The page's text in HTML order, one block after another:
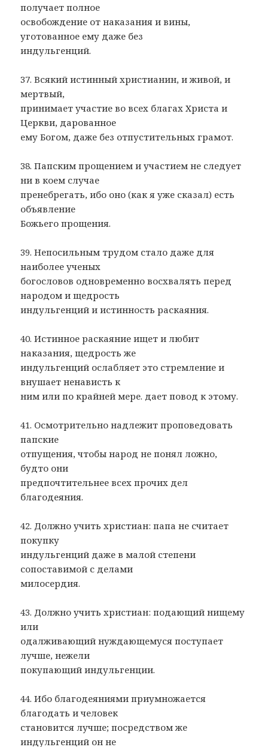
получает полное
освобождение от наказания и вины,
уготованное ему даже без
индульгенций.
37. Всякий истинный христианин, и живой, и
мертвый,
принимает участие во всех благах Христа и
Церкви, дарованное
ему Богом, даже без отпустительных грамот.
38. Папским прощением и участием не следует
ни в коем случае
пренебрегать, ибо оно (как я уже сказал) есть
объявление
Божьего прощения.
39. Непосильным трудом стало даже для
наиболее ученых
богословов одновременно восхвалять перед
народом и щедрость
индульгенций и истинность раскаяния.
40. Истинное раскаяние ищет и любит
наказания, щедрость же
индульгенций ослабляет это стремление и
внушает ненависть к
ним или по крайней мере. дает повод к этому.
41. Осмотрительно надлежит проповедовать
папские
отпущения, чтобы народ не понял ложно,
будто они
предпочтительнее всех прочих дел
благодеяния.
42. Должно учить христиан: папа не считает
покупку
индульгенций даже в малой степени
сопоставимой с делами
милосердия.
43. Должно учить христиан: подающий нищему
или
одалживающий нуждающемуся поступает
лучше, нежели
покупающий индульгенции.
44. Ибо благодеяниями приумножается
благодать и человек
становится лучше; посредством же
индульгенций он не